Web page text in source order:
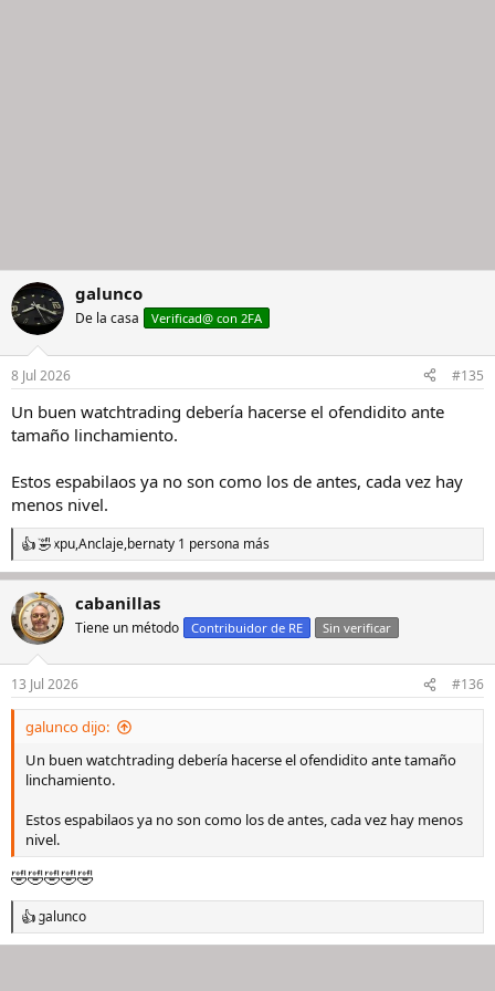
galunco
De la casa Verificad@ con 2FA
8 Jul 2026 #135
Un buen watchtrading debería hacerse el ofendidito ante
tamaño linchamiento.
Estos espabilaos ya no son como los de antes, cada vez hay
menos nivel.
R
e
a
c
c
i
e
s
xpu,Anclaje,bernaty 1 persona más
cabanillas
Tiene un método Contribuidor de RE Sin verificar
13 Jul 2026 #136
galunco dijo:
Un buen watchtrading debería hacerse el ofendidito ante tamaño
linchamiento.
Estos espabilaos ya no son como los de antes, cada vez hay menos
nivel.
🤣🤣🤣🤣🤣
R
e
galunco